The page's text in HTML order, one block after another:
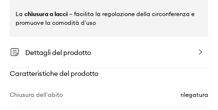
La chiusura a lacci – facilita la regolazione della circonferenza e
promuove la comodità d'uso
Dettagli del prodotto
Caratteristiche del prodotto
Chiusura dell'abito rilegatura